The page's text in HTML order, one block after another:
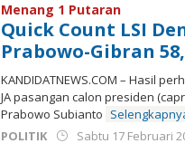
Menang 1 Putaran
Quick Count LSI
Prabowo-Gibran
KANDIDATNEWS.COM – Hasil
JA pasangan calon presiden
Prabowo Subianto
POLITIK
Sabtu 17 Februari